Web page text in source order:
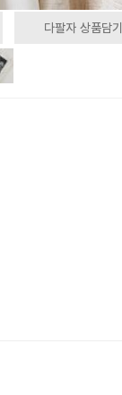
다팔자 상품담기